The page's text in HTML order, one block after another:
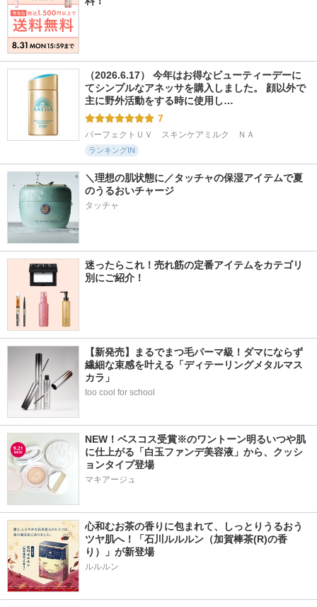
（2026.6.17） 今年はお得なビューティーデーに
てシンプルなアネッサを購入しました。 顔以外で
主に野外活動をする時に使用し…
7
パーフェクトＵＶ　スキンケアミルク　ＮＡ
ランキングIN
＼理想の肌状態に／タッチャの保湿アイテムで夏
のうるおいチャージ
タッチャ
迷ったらこれ！売れ筋の定番アイテムをカテゴリ
別にご紹介！
【新発売】まるでまつ毛パーマ級！ダマにならず
繊細な束感を叶える「ディテーリングメタルマス
カラ」
too cool for school
NEW！ベスコス受賞※のワントーン明るいつや肌
に仕上がる「白玉ファンデ美容液」から、クッシ
ョンタイプ登場
マキアージュ
心和むお茶の香りに包まれて、しっとりうるおう
ツヤ肌へ！「石川ルルルン（加賀棒茶(R)の香
り）」が新登場